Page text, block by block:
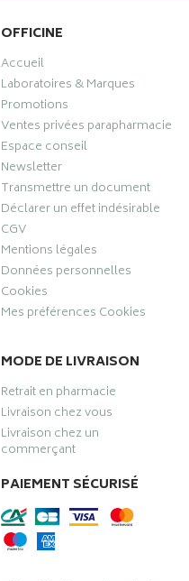
OFFICINE
Accueil
Laboratoires & Marques
Promotions
Ventes privées parapharmacie
Espace conseil
Newsletter
Transmettre un document
Déclarer un effet indésirable
CGV
Mentions légales
Données personnelles
Cookies
Mes préférences Cookies
MODE DE LIVRAISON
Retrait en pharmacie
Livraison chez vous
Livraison chez un
commerçant
PAIEMENT SÉCURISÉ